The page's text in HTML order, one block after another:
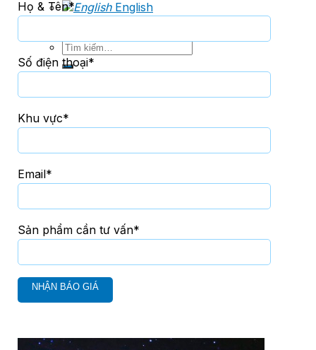
English
Tìm
kiếm:
Họ & Tên*
Số điện thoại*
Khu vực*
Email*
Sản phẩm cần tư vấn*